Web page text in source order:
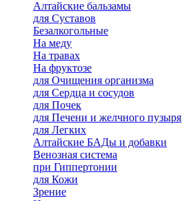
Алтайские бальзамы
для Суставов
Безалкогольные
На меду
На травах
На фруктозе
для Очищения организма
для Сердца и сосудов
для Почек
для Печени и желчного пузыря
для Легких
Алтайские БАДы и добавки
Венозная система
при Гиппертонии
для Кожи
Зрение